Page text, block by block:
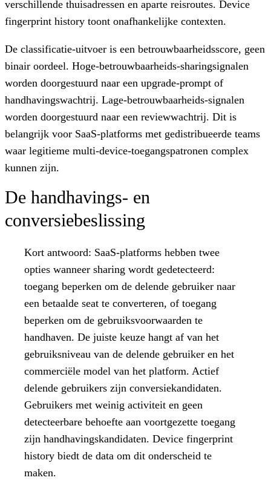
verschillende thuisadressen en aparte reisroutes. Device
fingerprint history toont onafhankelijke contexten.
De classificatie-uitvoer is een betrouwbaarheidsscore, geen
binair oordeel. Hoge-betrouwbaarheids-sharingsignalen
worden doorgestuurd naar een upgrade-prompt of
handhavingswachtrij. Lage-betrouwbaarheids-signalen
worden doorgestuurd naar een reviewwachtrij. Dit is
belangrijk voor SaaS-platforms met gedistribueerde teams
waar legitieme multi-device-toegangspatronen complex
kunnen zijn.
De handhavings- en
conversiebeslissing
Kort antwoord: SaaS-platforms hebben twee
opties wanneer sharing wordt gedetecteerd:
toegang beperken om de delende gebruiker naar
een betaalde seat te converteren, of toegang
beperken om de gebruiksvoorwaarden te
handhaven. De juiste keuze hangt af van het
gebruiksniveau van de delende gebruiker en het
commerciële model van het platform. Actief
delende gebruikers zijn conversiekandidaten.
Gebruikers met weinig activiteit en geen
detecteerbare behoefte aan voortgezette toegang
zijn handhavingskandidaten. Device fingerprint
history biedt de data om dit onderscheid te
maken.